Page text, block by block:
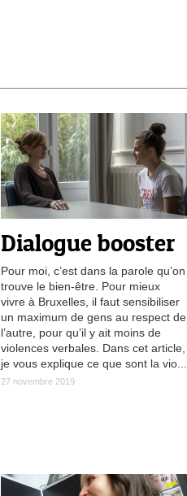
Dialogue booster
Pour moi, c’est dans la parole qu’on
trouve le bien-être. Pour mieux
vivre à Bruxelles, il faut sensibiliser
un maximum de gens au respect de
l’autre, pour qu’il y ait moins de
violences verbales. Dans cet article,
je vous explique ce que sont la vio...
27 novembre 2019